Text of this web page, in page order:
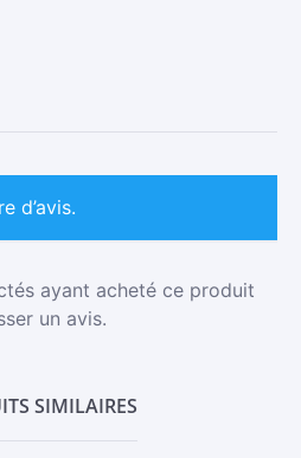
d’avis.
ayant acheté ce produit
un avis.
SIMILAIRES